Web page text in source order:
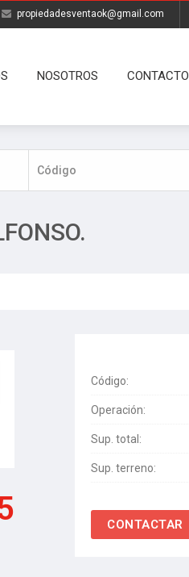
propiedadesventaok@gmail.com
NOSOTROS CONTACTO
Código:
Operación:
Sup. total:
Sup. terreno: